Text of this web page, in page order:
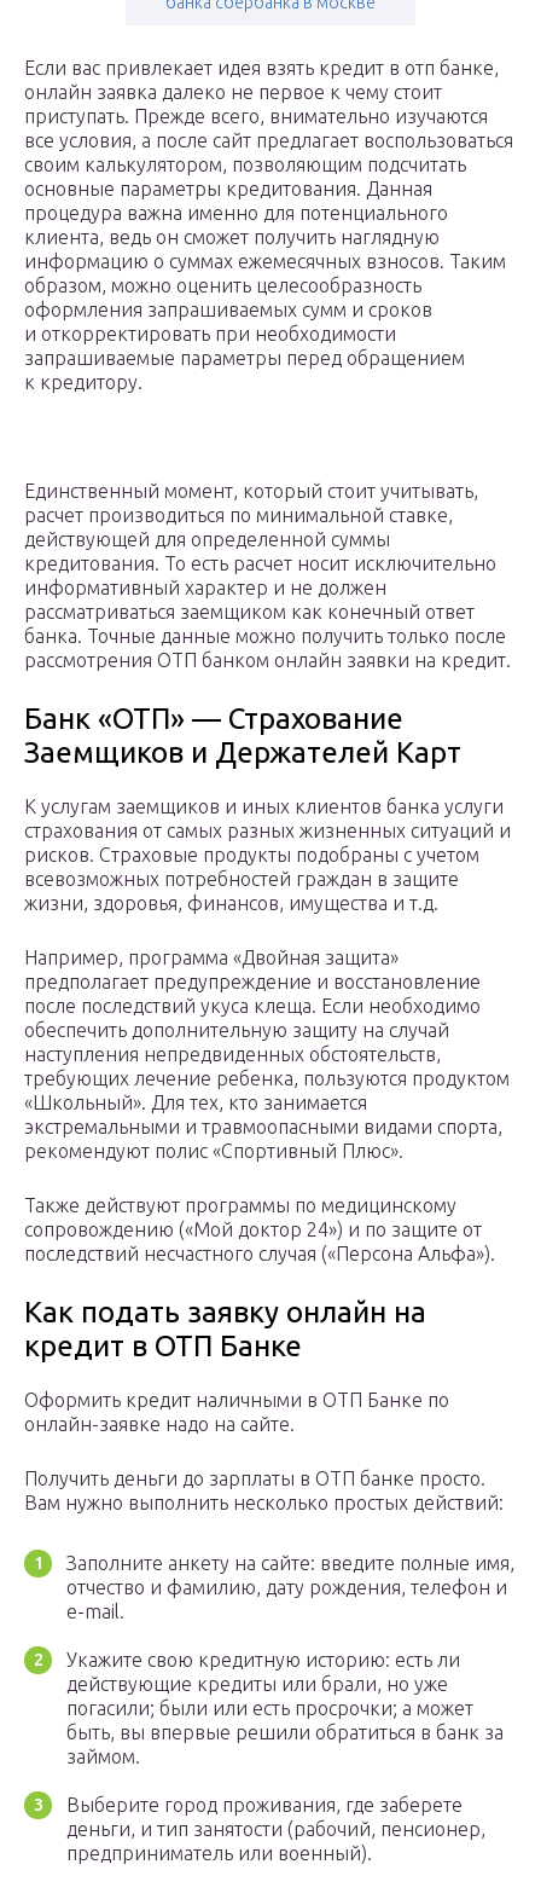
Если вас привлекает идея взять кредит в отп банке,
онлайн заявка далеко не первое к чему стоит
приступать. Прежде всего, внимательно изучаются
все условия, а после сайт предлагает воспользоваться
своим калькулятором, позволяющим подсчитать
основные параметры кредитования. Данная
процедура важна именно для потенциального
клиента, ведь он сможет получить наглядную
информацию о суммах ежемесячных взносов. Таким
образом, можно оценить целесообразность
оформления запрашиваемых сумм и сроков
и откорректировать при необходимости
запрашиваемые параметры перед обращением
к кредитору.
Единственный момент, который стоит учитывать,
расчет производиться по минимальной ставке,
действующей для определенной суммы
кредитования. То есть расчет носит исключительно
информативный характер и не должен
рассматриваться заемщиком как конечный ответ
банка. Точные данные можно получить только после
рассмотрения ОТП банком онлайн заявки на кредит.
Банк «ОТП» — Страхование
Заемщиков и Держателей Карт
К услугам заемщиков и иных клиентов банка услуги
страхования от самых разных жизненных ситуаций и
рисков. Страховые продукты подобраны с учетом
всевозможных потребностей граждан в защите
жизни, здоровья, финансов, имущества и т.д.
Например, программа «Двойная защита»
предполагает предупреждение и восстановление
после последствий укуса клеща. Если необходимо
обеспечить дополнительную защиту на случай
наступления непредвиденных обстоятельств,
требующих лечение ребенка, пользуются продуктом
«Школьный». Для тех, кто занимается
экстремальными и травмоопасными видами спорта,
рекомендуют полис «Спортивный Плюс».
Также действуют программы по медицинскому
сопровождению («Мой доктор 24») и по защите от
последствий несчастного случая («Персона Альфа»).
Как подать заявку онлайн на
кредит в ОТП Банке
Оформить кредит наличными в ОТП Банке по
онлайн-заявке надо на сайте.
Получить деньги до зарплаты в ОТП банке просто.
Вам нужно выполнить несколько простых действий:
Заполните анкету на сайте: введите полные имя,
отчество и фамилию, дату рождения, телефон и
e-mail.
Укажите свою кредитную историю: есть ли
действующие кредиты или брали, но уже
погасили; были или есть просрочки; а может
быть, вы впервые решили обратиться в банк за
займом.
Выберите город проживания, где заберете
деньги, и тип занятости (рабочий, пенсионер,
предприниматель или военный).